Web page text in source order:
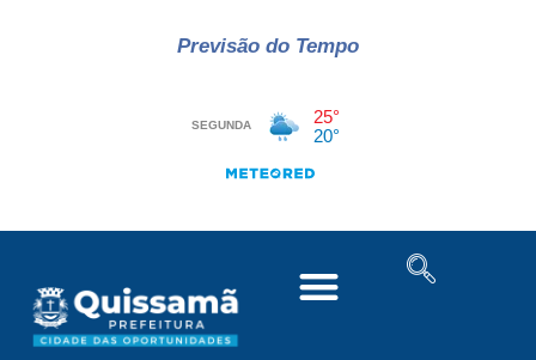
Previsão do Tempo